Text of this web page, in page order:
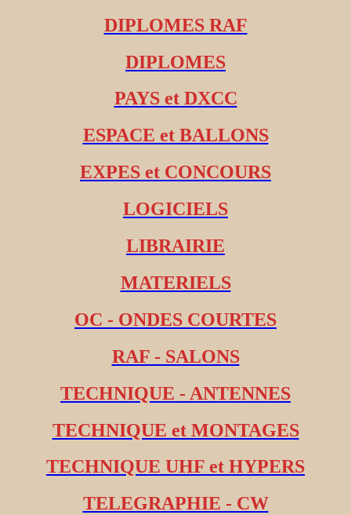
DIPLOMES RAF
DIPLOMES
PAYS et DXCC
ESPACE et BALLONS
EXPES et CONCOURS
LOGICIELS
LIBRAIRIE
MATERIELS
OC - ONDES COURTES
RAF - SALONS
TECHNIQUE - ANTENNES
TECHNIQUE et MONTAGES
TECHNIQUE UHF et HYPERS
TELEGRAPHIE - CW